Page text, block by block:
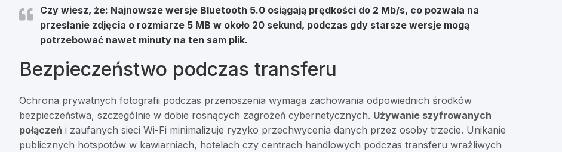
Czy wiesz, że: Najnowsze wersje Bluetooth 5.0 osiągają prędkości do 2 Mb/s, co pozwala na
przesłanie zdjęcia o rozmiarze 5 MB w około 20 sekund, podczas gdy starsze wersje mogą
potrzebować nawet minuty na ten sam plik.
Bezpieczeństwo podczas transferu
Ochrona prywatnych fotografii podczas przenoszenia wymaga zachowania odpowiednich środków
bezpieczeństwa, szczególnie w dobie rosnących zagrożeń cybernetycznych. Używanie szyfrowanych
połączeń i zaufanych sieci Wi-Fi minimalizuje ryzyko przechwycenia danych przez osoby trzecie. Unikanie
publicznych hotspotów w kawiarniach, hotelach czy centrach handlowych podczas transferu wrażliwych